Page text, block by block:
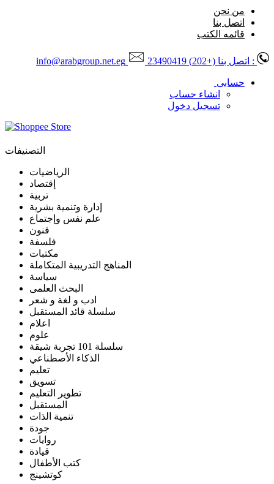
من نحن
اتصل بنا
قائمه الكتب
: اتصل بنا (+202) 23490419
info@arabgroup.net.eg
حسابى
انشاء حساب
تسجيل دخول
التصنيفات
الرياضيات
إقتصاد
تربية
إدارة وتنمية بشرية
علم نفس وإجتماع
فنون
فلسفة
مكتبات
المناهج التدريبية المتكاملة
سياسة
البحث العلمى
ادب و لغة و شعر
سلسلة قائد المستقبل
اعلام
علوم
سلسلة 101 تجربة شيقة
الذكاء الأصطناعي
تعليم
تسويق
تطوير التعليم
المستقبل
تنمية الذات
جودة
روايات
قيادة
كتب الأطفال
كوتشينج